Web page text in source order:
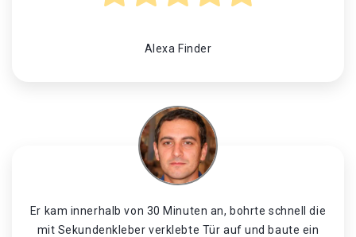
Alexa Finder
Er kam innerhalb von 30 Minuten an, bohrte schnell die
mit Sekundenkleber verklebte Tür auf und baute ein